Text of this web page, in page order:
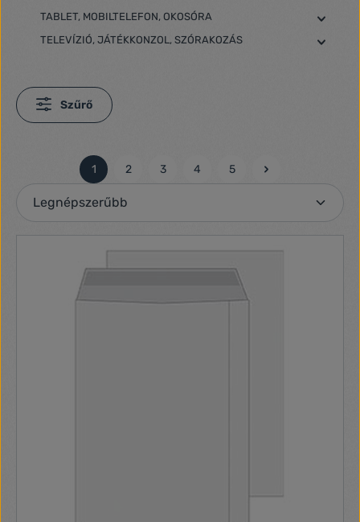
TABLET, MOBILTELEFON, OKOSÓRA
TELEVÍZIÓ, JÁTÉKKONZOL, SZÓRAKOZÁS
Szűrő
Oldal
1
Oldal
2
Oldal
3
Oldal
4
Oldal
5